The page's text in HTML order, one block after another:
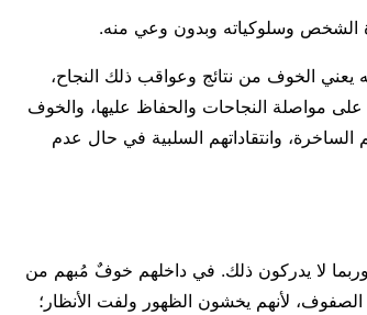
الشخص وسلوكياته وبدون وعي منه.
يعني الخوف من نتائج وعواقب ذلك النجاح،
مواصلة النجاحات والحفاظ عليها، والخوف
الساخرة، وانتقاداتهم السلبية في حال عدم
لا يدركون ذلك. في داخلهم خوفٌ مُبهم من
لأنهم يخشون الظهور ولفت الأنظار؛